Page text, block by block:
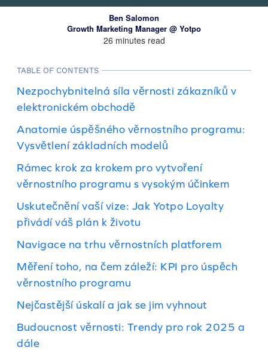
Ben Salomon
Growth Marketing Manager @ Yotpo
26 minutes read
TABLE OF CONTENTS
Nezpochybnitelná síla věrnosti zákazníků v
elektronickém obchodě
Anatomie úspěšného věrnostního programu:
Vysvětlení základních modelů
Rámec krok za krokem pro vytvoření
věrnostního programu s vysokým účinkem
Uskutečnění vaší vize: Jak Yotpo Loyalty
přivádí váš plán k životu
Navigace na trhu věrnostních platforem
Měření toho, na čem záleží: KPI pro úspěch
věrnostního programu
Nejčastější úskalí a jak se jim vyhnout
Budoucnost věrnosti: Trendy pro rok 2025 a
dále